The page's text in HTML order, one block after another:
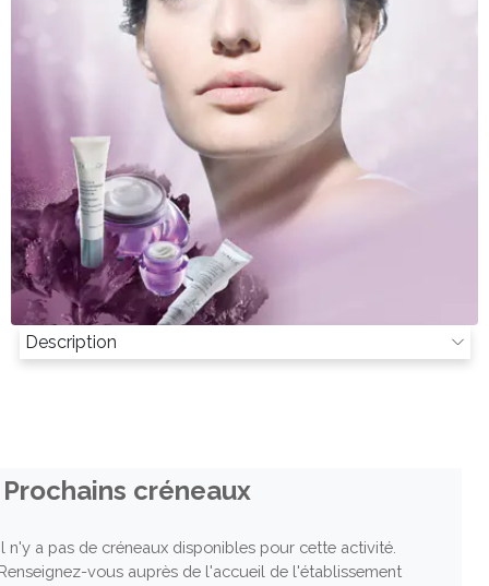
Description
Prochains créneaux
n'y a pas de créneaux disponibles pour cette activité.
vous auprès de l'accueil de l'établissement